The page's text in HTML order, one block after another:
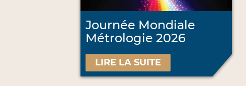
Journée Mondiale
Métrologie 2026
LIRE LA SUITE